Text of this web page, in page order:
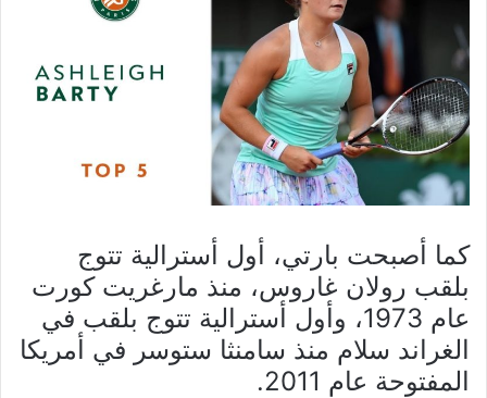
كما أصبحت بارتي، أول أسترالية تتوج
بلقب رولان غاروس، منذ مارغريت كورت
عام 1973، وأول أسترالية تتوج بلقب في
الغراند سلام منذ سامنثا ستوسر في أمريكا
المفتوحة عام 2011
.